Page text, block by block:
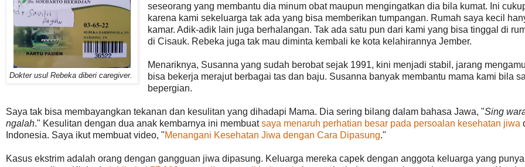
Dokter usul Rebeka diberi caregiver.
seseorang yang membantu dia minum obat maupun mengingatkan dia bila kumat. Ini
karena kami sekeluarga tak ada yang bisa memberikan tumpangan. Rumah saya kecil
kamar. Adik-adik lain juga berhalangan. Tak ada satu pun dari kami yang bisa tinggal di
di Cisauk. Rebeka juga tak mau diminta kembali ke kota kelahirannya Jember.
Menariknya, Susanna yang sudah berobat sejak 1991, kini menjadi stabil, jarang
bisa bekerja merajut berbagai tas dan baju. Susanna banyak membantu mama kami bila
bepergian.
Saya tak bisa membayangkan tekanan dan kesulitan yang dihadapi Mama. Dia sering bilang dalam bahasa Jawa, "Sing
ngalah." Kesulitan dengan dua anak kembarnya ini membuatsaya menaruh perhatian besar pada persoalan kesehatan jiwa
Indonesia. Saya ikut membuat video, "Menangani Kesehatan Jiwa dengan Cara Dipasung."
Kasus ekstrim adalah orang dengan gangguan jiwa dipasung. Keluarga mereka capek dengan anggota keluarga yang punya